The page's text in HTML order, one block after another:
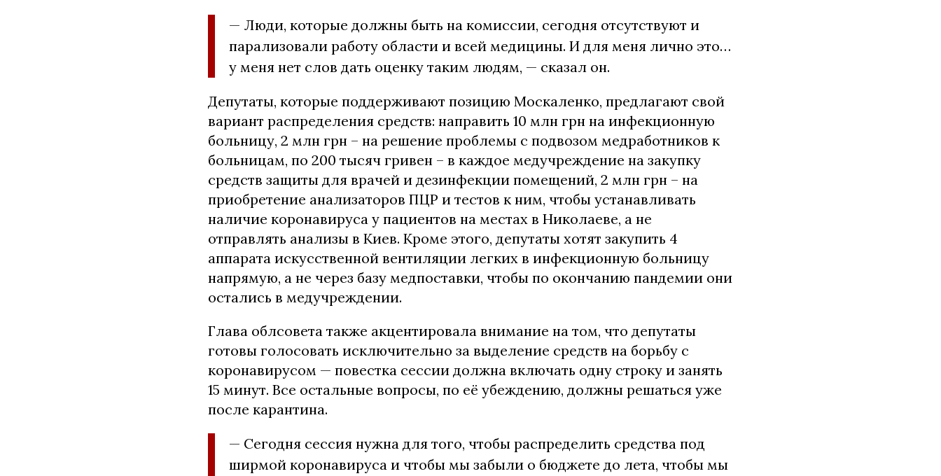
— Люди, которые должны быть на комиссии, сегодня отсутствуют и
парализовали работу области и всей медицины. И для меня лично это…
у меня нет слов дать оценку таким людям, — сказал он.
Депутаты, которые поддерживают позицию Москаленко, предлагают свой
вариант распределения средств: направить 10 млн грн на инфекционную
больницу, 2 млн грн – на решение проблемы с подвозом медработников к
больницам, по 200 тысяч гривен – в каждое медучреждение на закупку
средств защиты для врачей и дезинфекции помещений, 2 млн грн – на
приобретение анализаторов ПЦР и тестов к ним, чтобы устанавливать
наличие коронавируса у пациентов на местах в Николаеве, а не
отправлять анализы в Киев. Кроме этого, депутаты хотят закупить 4
аппарата искусственной вентиляции легких в инфекционную больницу
напрямую, а не через базу медпоставки, чтобы по окончанию пандемии они
остались в медучреждении.
Глава облсовета также акцентировала внимание на том, что депутаты
готовы голосовать исключительно за выделение средств на борьбу с
коронавирусом — повестка сессии должна включать одну строку и занять
15 минут. Все остальные вопросы, по её убеждению, должны решаться уже
после карантина.
— Сегодня сессия нужна для того, чтобы распределить средства под
ширмой коронавируса и чтобы мы забыли о бюджете до лета, чтобы мы